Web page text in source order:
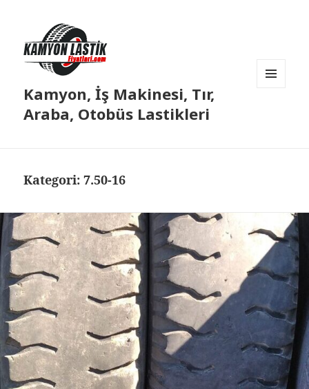
Kamyon, İş Makinesi, Tır,
Araba, Otobüs Lastikleri
Kategori:7.50-16